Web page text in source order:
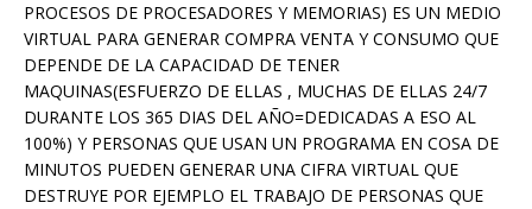
PROCESOS DE PROCESADORES Y MEMORIAS) ES UN MEDIO
VIRTUAL PARA GENERAR COMPRA VENTA Y CONSUMO QUE
DEPENDE DE LA CAPACIDAD DE TENER
MAQUINAS(ESFUERZO DE ELLAS , MUCHAS DE ELLAS 24/7
DURANTE LOS 365 DIAS DEL AÑO=DEDICADAS A ESO AL
100%) Y PERSONAS QUE USAN UN PROGRAMA EN COSA DE
MINUTOS PUEDEN GENERAR UNA CIFRA VIRTUAL QUE
DESTRUYE POR EJEMPLO EL TRABAJO DE PERSONAS QUE